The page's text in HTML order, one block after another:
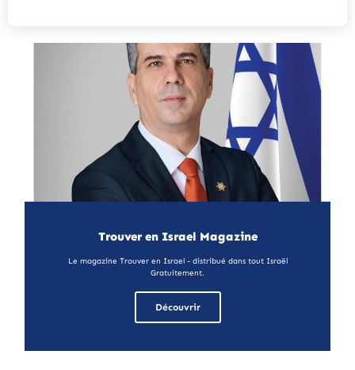
Trouver en Israel Magazine
Le magazine Trouver en Israel - distribué dans tout Israël
Gratuitement.
Découvrir